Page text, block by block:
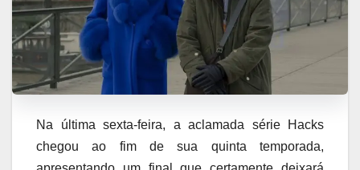
Na última sexta-feira, a aclamada série Hacks
chegou ao fim de sua quinta temporada,